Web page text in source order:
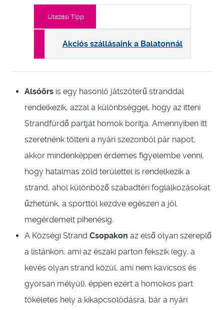
Utazási Tipp
Akciós szállásaink a Balatonnál
Alsóörs is egy hasonló játszóterű stranddal
rendelkezik, azzal a különbséggel, hogy az itteni
Strandfürdő partját homok borítja. Amennyiben itt
szeretnénk tölteni a nyári szezonból pár napot,
akkor mindenképpen érdemes figyelembe venni,
hogy hatalmas zöld területtel is rendelkezik a
strand, ahol különböző szabadtéri foglalkozásokat
űzhetünk, a sporttól kezdve egészen a jól
megérdemelt pihenésig.
A Községi Strand Csopakon az első olyan szereplő
a listánkon, ami az északi parton fekszik (egy, a
kevés olyan strand közül, ami nem kavicsos és
gyorsan mélyül), éppen ezért a homokos part
tökéletes hely a kikapcsolódásra, bár a nyári